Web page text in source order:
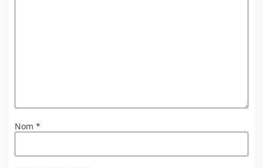
Nom *